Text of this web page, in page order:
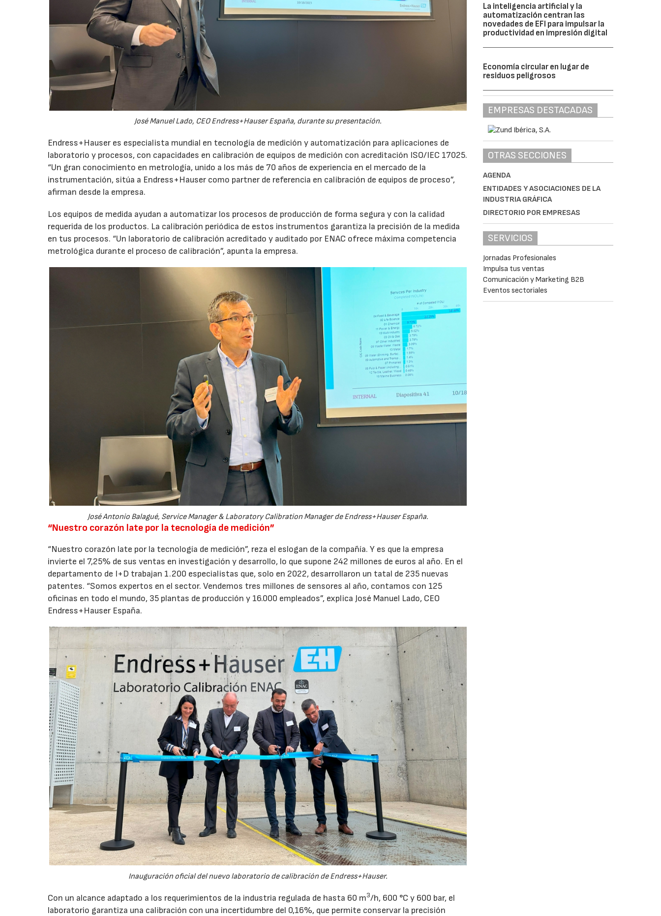
José Manuel Lado, CEO Endress+Hauser España, durante su presentación.
Endress+Hauser es especialista mundial en tecnología de medición y automatización para aplicaciones de
laboratorio y procesos, con capacidades en calibración de equipos de medición con acreditación ISO/IEC 17025.
“Un gran conocimiento en metrología, unido a los más de 70 años de experiencia en el mercado de la
instrumentación, sitúa a Endress+Hauser como partner de referencia en calibración de equipos de proceso”,
afirman desde la empresa.
Los equipos de medida ayudan a automatizar los procesos de producción de forma segura y con la calidad
requerida de los productos. La calibración periódica de estos instrumentos garantiza la precisión de la medida
en tus procesos. “Un laboratorio de calibración acreditado y auditado por ENAC ofrece máxima competencia
metrológica durante el proceso de calibración”, apunta la empresa.
José Antonio Balagué, Service Manager & Laboratory Calibration Manager de Endress+Hauser España.
“Nuestro corazón late por la tecnología de medición”
“Nuestro corazón late por la tecnología de medición”, reza el eslogan de la compañía. Y es que la empresa
invierte el 7,25% de sus ventas en investigación y desarrollo, lo que supone 242 millones de euros al año. En el
departamento de I+D trabajan 1.200 especialistas que, solo en 2022, desarrollaron un tatal de 235 nuevas
patentes. “Somos expertos en el sector. Vendemos tres millones de sensores al año, contamos con 125
oficinas en todo el mundo, 35 plantas de producción y 16.000 empleados”, explica José Manuel Lado, CEO
Endress+Hauser España.
Inauguración oficial del nuevo laboratorio de calibración de Endress+Hauser.
Con un alcance adaptado a los requerimientos de la industria regulada de hasta 60 m3/h, 600 °C y 600 bar, el
laboratorio garantiza una calibración con una incertidumbre del 0,16%, que permite conservar la precisión
La inteligencia artificial y la
automatización centran las
novedades de EFI para impulsar la
productividad en impresión digital
Economía circular en lugar de
residuos peligrosos
EMPRESAS DESTACADAS
OTRAS SECCIONES
AGENDA
ENTIDADES Y ASOCIACIONES DE LA
INDUSTRIA GRÁFICA
DIRECTORIO POR EMPRESAS
SERVICIOS
Jornadas Profesionales
Impulsa tus ventas
Comunicación y Marketing B2B
Eventos sectoriales